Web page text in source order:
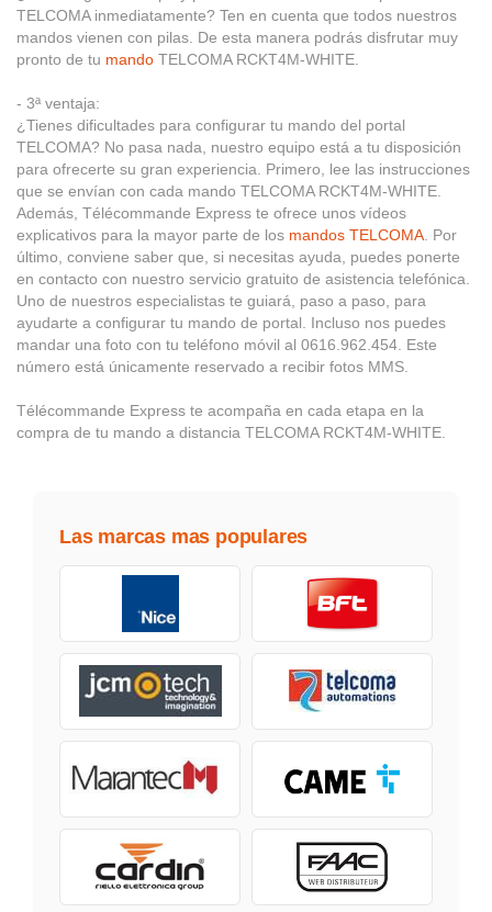
TELCOMA inmediatamente? Ten en cuenta que todos nuestros
mandos vienen con pilas. De esta manera podrás disfrutar muy
pronto de tu mando TELCOMA RCKT4M-WHITE.
- 3ª ventaja:
¿Tienes dificultades para configurar tu mando del portal
TELCOMA? No pasa nada, nuestro equipo está a tu disposición
para ofrecerte su gran experiencia. Primero, lee las instrucciones
que se envían con cada mando TELCOMA RCKT4M-WHITE.
Además, Télécommande Express te ofrece unos vídeos
explicativos para la mayor parte de los mandos TELCOMA . Por
último, conviene saber que, si necesitas ayuda, puedes ponerte
en contacto con nuestro servicio gratuito de asistencia telefónica.
Uno de nuestros especialistas te guiará, paso a paso, para
ayudarte a configurar tu mando de portal. Incluso nos puedes
mandar una foto con tu teléfono móvil al 0616.962.454. Este
número está únicamente reservado a recibir fotos MMS.
Télécommande Express te acompaña en cada etapa en la
compra de tu mando a distancia TELCOMA RCKT4M-WHITE.
Las marcas mas populares